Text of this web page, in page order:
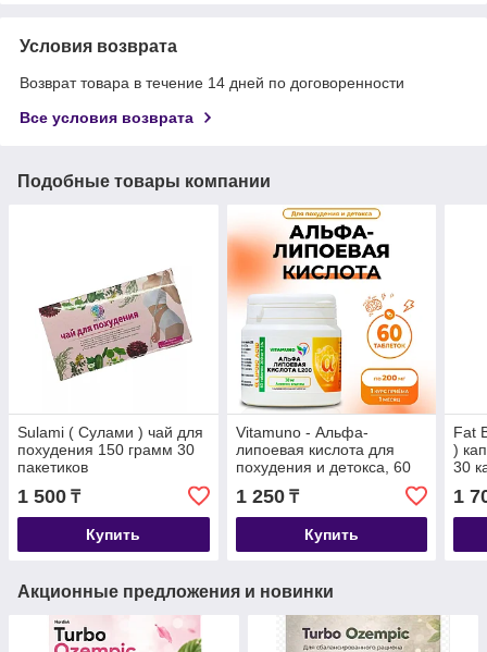
Условия возврата
Возврат товара в течение 14 дней по договоренности
Все условия возврата
Подобные товары компании
Sulami ( Сулами ) чай для
похудения 150 грамм 30
пакетиков
1 500 ₸
Купить
Vitamuno - Альфа-
липоевая кислота для
похудения и детокса, 60
таблеток по 200 мг
1 250₸
Купить
Fat
)
30
1
Акционные предложения и новинки